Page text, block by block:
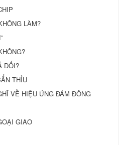
LÀM?
DỐI?
THỈU
VỀ HIỆU ỨNG ĐÁM ĐÔNG
GIAO